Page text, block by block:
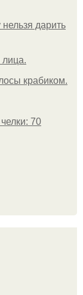
дарить
крабиком.
70